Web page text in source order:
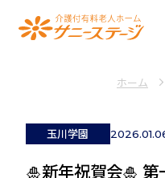
介護付有料老
ホーム
玉川学園
🎍新年祝賀会🎍 第